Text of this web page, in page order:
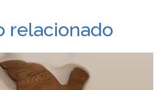
relacionado